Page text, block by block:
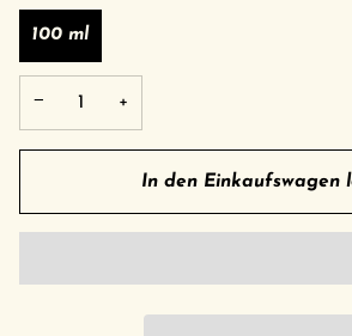
100 ml
− +
In den Einkaufswagen